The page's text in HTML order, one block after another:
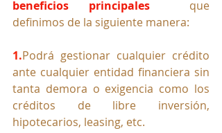
beneficios principales que
definimos de la siguiente manera:
1.Podrá gestionar cualquier crédito
ante cualquier entidad financiera sin
tanta demora o exigencia como los
créditos de libre inversión,
hipotecarios, leasing, etc.